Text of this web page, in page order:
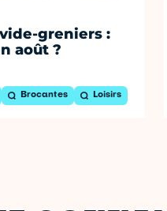
greniers :
août ?
Brocantes Loisirs